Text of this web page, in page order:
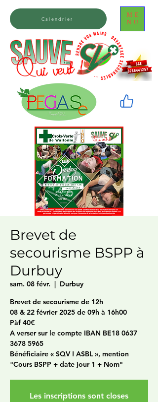
ME
NU
Calendrier
Brevet de
secourisme BSPP à
Durbuy
sam. 08 févr.
  |
Durbuy
Brevet de secourisme de 12h
08 & 22 février 2025 de 09h à 16h00
Pàf 40€
A verser sur le compte IBAN BE18 0637
3678 5965
Bénéficiaire « SQV ! ASBL », mention
"Cours BSPP + date jour 1 + Nom"
Les inscriptions sont closes